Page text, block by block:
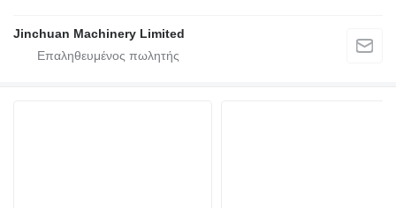
Jinchuan Machinery Limited